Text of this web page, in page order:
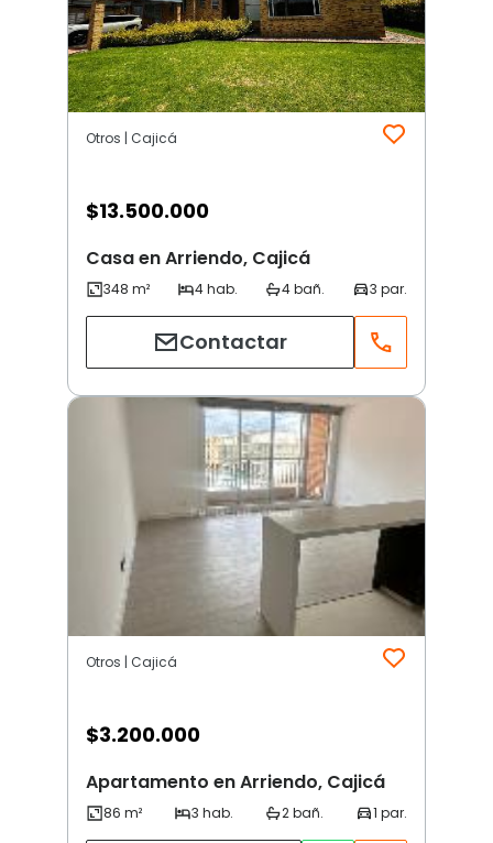
Otros | Cajicá
$13.500.000
Casa en Arriendo, Cajicá
Contactar
Otros | Cajicá
$3.200.000
Apartamento en Arriendo, Cajicá